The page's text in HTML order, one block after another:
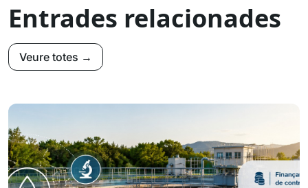
Entrades relacionades
Veure totes →